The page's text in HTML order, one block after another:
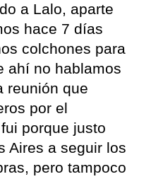
a Lalo, aparte
hace 7 días
colchones para
ahí no hablamos
reunión que
por el
porque justo
Aires a seguir los
pero tampoco